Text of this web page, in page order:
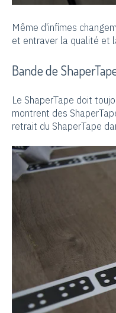
Même d'infimes
et entraver la qualité et
Bande de
Le ShaperTape doit
montrent des
retrait du ShaperTape